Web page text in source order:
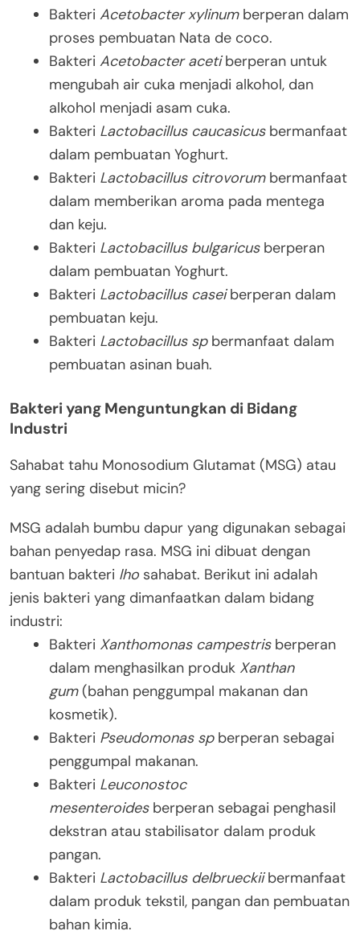
Bakteri Acetobacter xylinum berperan dalam
proses pembuatan Nata de coco.
Bakteri Acetobacter acetiberperan untuk
mengubah air cuka menjadi alkohol, dan
alkohol menjadi asam cuka.
Bakteri Lactobacillus caucasicus bermanfaat
dalam pembuatan Yoghurt.
Bakteri Lactobacillus citrovorumbermanfaat
dalam memberikan aroma pada mentega
dan keju.
Bakteri Lactobacillus bulgaricus berperan
dalam pembuatan Yoghurt.
Bakteri Lactobacillus casei berperan dalam
pembuatan keju.
Bakteri Lactobacillus sp bermanfaat dalam
pembuatan asinan buah.
Bakteri yang Menguntungkan di Bidang
Industri
Sahabat tahu Monosodium Glutamat (MSG) atau
yang sering disebut micin?
MSG adalah bumbu dapur yang digunakan sebagai
bahan penyedap rasa. MSG ini dibuat dengan
bantuan bakteri lho sahabat. Berikut ini adalah
jenis bakteri yang dimanfaatkan dalam bidang
industri:
Bakteri Xanthomonas campestris berperan
dalam menghasilkan produk Xanthan
gum (bahan penggumpal makanan dan
kosmetik).
Bakteri Pseudomonas sp berperan sebagai
penggumpal makanan.
Bakteri Leuconostoc
mesenteroides berperan sebagai penghasil
dekstran atau stabilisator dalam produk
pangan.
Bakteri Lactobacillus delbrueckii bermanfaat
dalam produk tekstil, pangan dan pembuatan
bahan kimia.